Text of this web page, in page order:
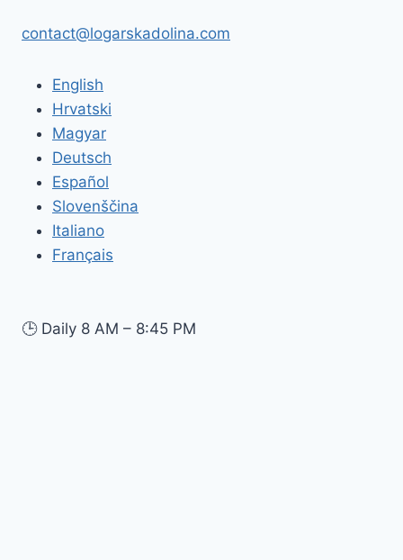
contact@logarskadolina.com
English
Hrvatski
Magyar
Deutsch
Español
Slovenščina
Italiano
Français
🕒 Daily 8 AM – 8:45 PM